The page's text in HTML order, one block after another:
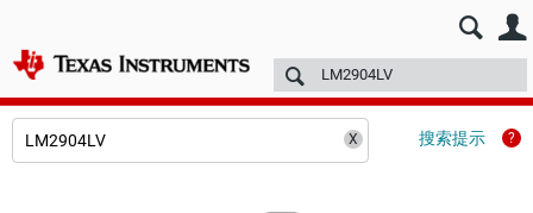
E2E™ 中文设计支持 > 技术文章 TI 培训
搜索提示